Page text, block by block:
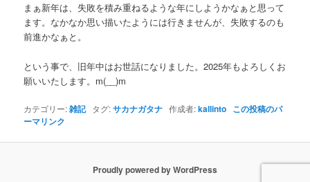
まぁ新年は、失敗を積み重ねるような年にしようかなぁと思って
ます。なかなか思い描いたようには行きませんが、失敗するのも
前進かなぁと。
という事で、旧年中はお世話になりました。2025年もよろしくお
願いいたします。m(__)m
カテゴリー:雑記タグ:サカナガタナ 作成者:kallinto この投稿のパ
ーマリンク
Proudly powered by WordPress